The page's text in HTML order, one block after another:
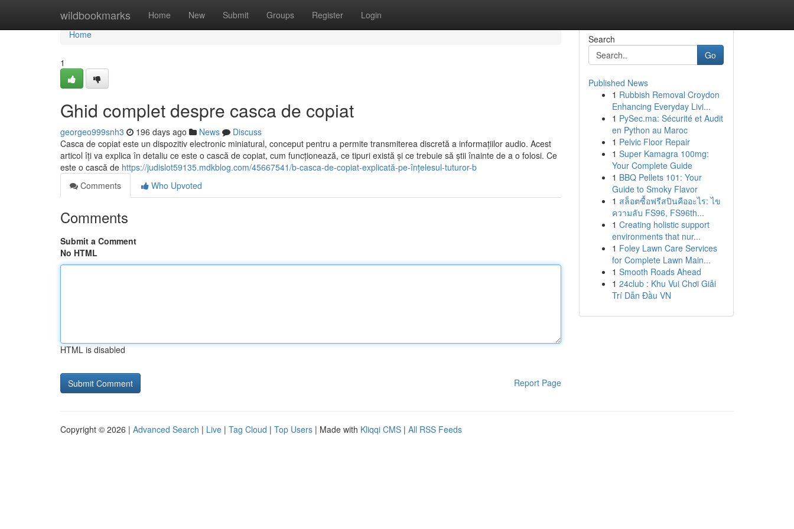
wildbookmarks Home New Submit Groups Register Login
Home
Home
1
Ghid complet despre casca de copiat
georgeo999snh3 196 days ago News
Discuss
Casca de copiat este un dispozitiv electronic miniatural, conceput pentru a permite transmiterea discretă a informațiilor audio. Acest
articol îți va explica în detaliu ce este o cască de copiat, cum funcționează, ce tipuri există și ce trebuie să știi înainte de a o folosi. Ce
este o cască de https://judislot59135.mdkblog.com/45667541/b-casca-de-copiat-explicată-pe-înțelesul-tuturor-b
Comments
Who Upvoted
Comments
Submit a Comment
No HTML
HTML is disabled
Report Page
Search
Go
Published News
1 Rubbish Removal Croydon
Enhancing Everyday Livi...
1 PySec.ma: Sécurité et Audit
en Python au Maroc
1 Pelvic Floor Repair
1 Super Kamagra 100mg:
Your Complete Guide
1 BBQ Pellets 101: Your
Guide to Smoky Flavor
1 สล็อตซื้อฟรีสปินคืออะไร: ไข
ความลับ FS96, FS96th...
1 Creating holistic support
environments that nur...
1 Foley Lawn Care Services
for Complete Lawn Main...
1 Smooth Roads Ahead
1 24club : Khu Vui Chơi Giải
Trí Dẫn Đầu VN
Copyright © 2026 | Advanced Search | Live | Tag Cloud | Top Users | Made with Kliqqi CMS | All RSS Feeds